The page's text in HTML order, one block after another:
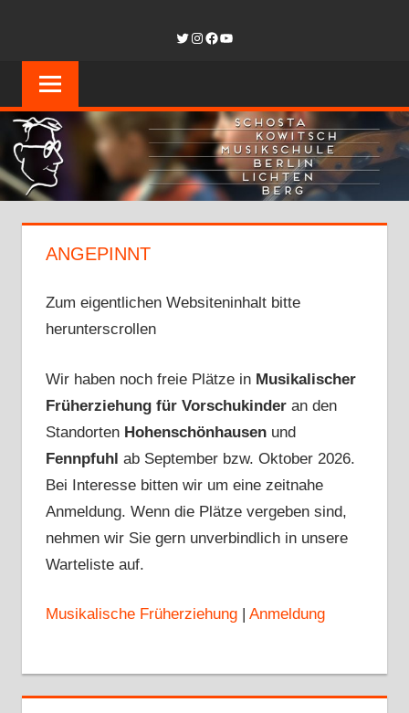
springen
BERLIN-
Twitter
Instagram
Facebook
YouTube
ANGEPINNT
Zum eigentlichen Websiteninhalt bitte
herunterscrollen
Wir haben noch freie Plätze in Musikalischer
Früherziehung für Vorschukinderan den
Standorten Hohenschönhausen und
Fennpfuhl ab September bzw. Oktober 2026.
Bei Interesse bitten wir um eine zeitnahe
Anmeldung. Wenn die Plätze vergeben sind,
nehmen wir Sie gern unverbindlich in unsere
Warteliste auf.
Musikalische Früherziehung| Anmeldung